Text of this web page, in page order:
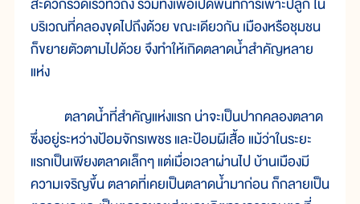
สะดวกรวดเร็วทั่วถึง รวมทั้งเพื่อเปิดพื้นที่การเพาะปลูก ใน
บริเวณที่คลองขุดไปถึงด้วย ขณะเดียวกัน เมืองหรือชุมชน
ก็ขยายตัวตามไปด้วย จึงทำให้เกิดตลาดน้ำสำคัญหลาย
แห่ง
ตลาดน้ำที่สำคัญแห่งแรก น่าจะเป็นปากคลองตลาด
ซึ่งอยู่ระหว่างป้อมจักรเพชร และป้อมผีเสื้อ แม้ว่าในระยะ
แรกเป็นเพียงตลาดเล็กๆ แต่เมื่อเวลาผ่านไป บ้านเมืองมี
ความเจริญขึ้น ตลาดที่เคยเป็นตลาดน้ำมาก่อน ก็กลายเป็น